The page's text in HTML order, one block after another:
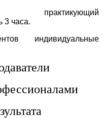
практикующий
3 часа.
индивидуальные